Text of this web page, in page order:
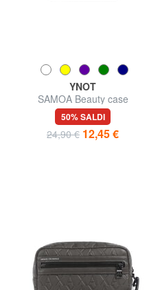
YNOT
SAMOA Beauty case
50% SALDI
24,90 € 12,45 €